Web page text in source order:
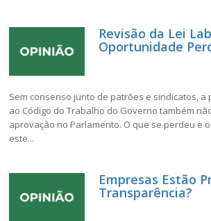
Revisão da Lei
Oportunidade
Sem consenso junto de patrões e sindicatos,
ao Código do Trabalho do Governo também
aprovação no Parlamento. O que se perdeu e
este...
Empresas Estão
Transparência?